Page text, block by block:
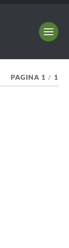
PAGINA 1 / 1